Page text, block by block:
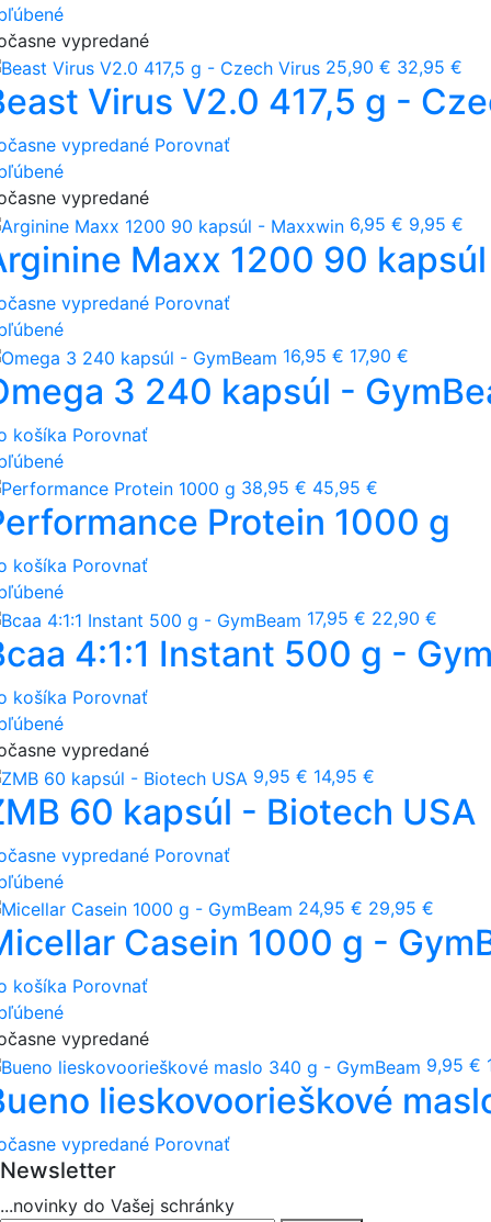
vypredané
25,90 € 32,95 €
Virus V2.0 417,5 g -
vypredané Porovnať
vypredané
6,95 € 9,95 €
Maxx 1200 90
vypredané Porovnať
16,95 € 17,90 €
3 240 kapsúl -
košíka Porovnať
38,95 € 45,95 €
Protein 1000 g
košíka Porovnať
17,95 € 22,90 €
4:1:1 Instant 500 g -
košíka Porovnať
vypredané
9,95 € 14,95 €
60 kapsúl - Biotech USA
vypredané Porovnať
24,95 € 29,95 €
Casein 1000 g -
košíka Porovnať
vypredané
9,95 €
lieskovoorieškové
vypredané Porovnať
Newsletter
...novinky do Vašej schránky